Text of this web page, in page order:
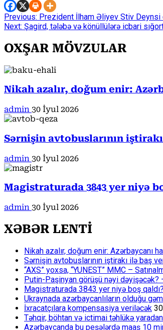
Continue
Reading
Previous: Prezident İlham Əliyev Stiv Deynsi
Next: Şagird, tələbə və könüllülərə icbari
OXŞAR MÖVZULAR
Nikah azalır, doğum enir:
admin 30 İyul 2026
Sərnişin avtobuslarının
admin 30 İyul 2026
Magistraturada 3843 yer niyə
admin 30 İyul 2026
XƏBƏR LENTİ
Nikah azalır, doğum enir: Azərbaycanı
Sərnişin avtobuslarının iştirakı ilə baş
“AXS” yoxsa, “YUNEST” MMC –
Putin-Paşinyan görüşü nəyi dəyişəcək?
Magistraturada 3843 yer niyə boş
Ukraynada azərbaycanlıların olduğu
İxracatçılara kompensasiya veriləcək
Təhqir, böhtan və ictimai təhlükə
Azərbaycanda bu peşələrdə maaş 10